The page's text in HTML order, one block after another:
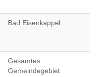
Bad Eisenkappel
Gesamtes
Gemeindegebiet